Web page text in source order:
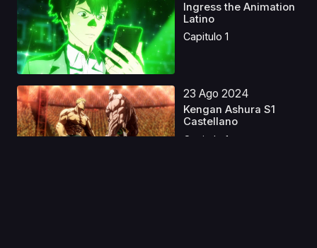
Ingress the Animation
Latino
Capitulo 1
23 Ago 2024
Kengan Ashura S1
Castellano
Capitulo 1